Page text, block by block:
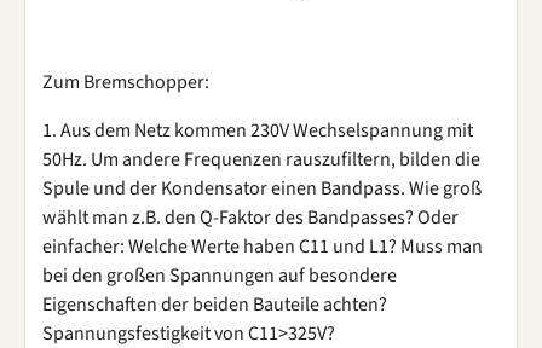
Zum Bremschopper:
1. Aus dem Netz kommen 230V Wechselspannung mit
50Hz. Um andere Frequenzen rauszufiltern, bilden die
Spule und der Kondensator einen Bandpass. Wie groß
wählt man z.B. den Q-Faktor des Bandpasses? Oder
einfacher: Welche Werte haben C11 und L1? Muss man
bei den großen Spannungen auf besondere
Eigenschaften der beiden Bauteile achten?
Spannungsfestigkeit von C11>325V?